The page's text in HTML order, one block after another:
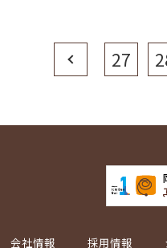
Prev 27
会社情報 採用情報